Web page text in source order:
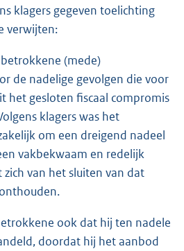
klagers gegeven toelichting
verwijten:
(mede)
de nadelige gevolgen die voor
het gesloten fiscaal compromis
klagers was het
om een dreigend nadeel
vakbekwaam en redelijk
van het sluiten van dat
ook dat hij ten nadele
doordat hij het aanbod